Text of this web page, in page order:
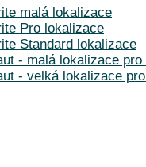
malá lokalizace
Pro lokalizace
Standard lokalizace
- malá lokalizace pro
- velká lokalizace